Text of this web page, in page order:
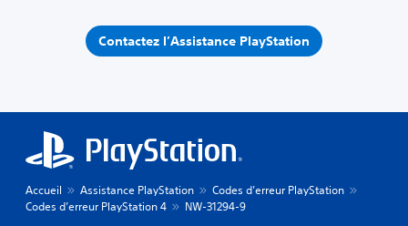
Contactez l’Assistance PlayStation
Accueil Assistance PlayStation
Codes d’erreur PlayStation
Codes d’erreur PlayStation 4
NW-31294-9